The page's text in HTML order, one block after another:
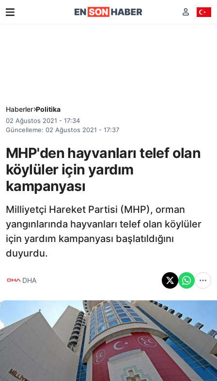
Haberler Politika
02 Ağustos 2021 - 17:34
Güncelleme: 02 Ağustos 2021 - 17:37
MHP'den hayvanları telef olan
köylüler için yardım
kampanyası
Milliyetçi Hareket Partisi (MHP), orman
yangınlarında hayvanları telef olan köylüler
için yardım kampanyası başlatıldığını
duyurdu.
DHA